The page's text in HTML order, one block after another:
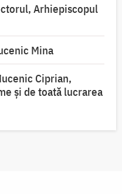
Arhiepiscopul
Mina
Ciprian,
și de toată lucrarea